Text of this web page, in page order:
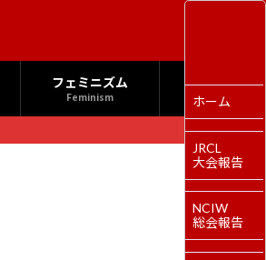
フェミニズム
Feminism ホーム
JRCL
大会報告
NCIW
総会報告